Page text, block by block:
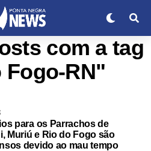
com a tag
Fogo-RN"
para os Parrachos de
Muriú e Rio do Fogo são
devido ao mau tempo